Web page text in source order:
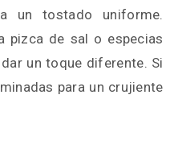
un tostado uniforme.
pizca de sal o especias
un toque diferente. Si
para un crujiente